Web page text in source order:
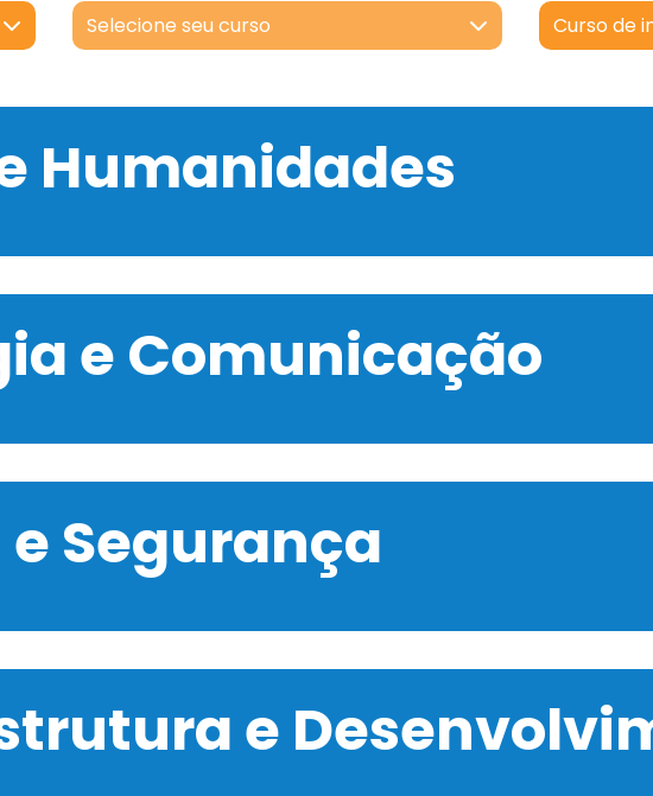
Selecione seu curso
Humanidades
e Comunicação
Segurança
e